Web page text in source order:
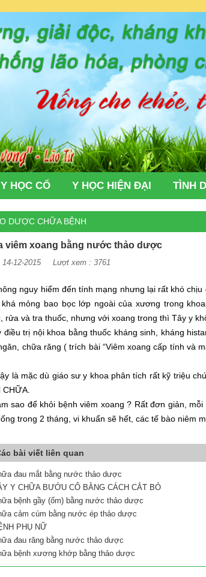
Y HỌC CỔ Y HỌC HIỆN ĐẠI TÌNH
DƯỢC CHỮA BỆNH
viêm xoang bằng nước thảo dược
14-12-2015 Lượt xem : 3761
nguy hiểm đến tính mạng nhưng lại rất khó
khá mỏng bao bọc lớp ngoài của xương trong
rửa và tra thuốc, nhưng với xoang trong thì Tây y
điều trị nội khoa bằng thuốc kháng sinh, kháng
chữa răng ( trích bài “Viêm xoang cấp tính và
là mặc dù giáo sư y khoa phân tích rất kỹ triệu
CHỮA.
sao để khỏi bệnh viêm xoang ? Rất đơn giản,
trong 2 tháng, vi khuẩn sẽ hết, các tế bào niêm
bài viết liên quan
đau mắt bằng nước thảo dược
Y CHỮA BƯỚU CỔ BẰNG CÁCH CẮT BỎ
bệnh gầy (ốm) bằng nước thảo dược
cảm cúm bằng nước ép thảo dược
PHỤ NỮ
đau răng bằng nước thảo dược
bệnh xương khớp bằng thảo dược